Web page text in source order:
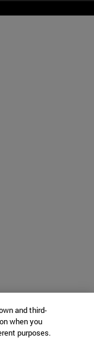
and third-
when you
purposes.